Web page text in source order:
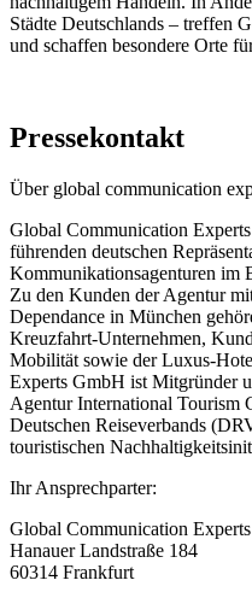
Städte Deutschlands – treffen
und schaffen besondere Orte
Pressekontakt
Über global communication
Global Communication
führenden deutschen
Kommunikationsagenturen im
Zu den Kunden der Agentur
Dependance in München
Kreuzfahrt-Unternehmen,
Mobilität sowie der Luxus-
Experts GmbH ist Mitgründer
Agentur International Tourism
Deutschen Reiseverbands
touristischen
Ihr Ansprechparter:
Global Communication
Hanauer Landstraße 184
60314 Frankfurt